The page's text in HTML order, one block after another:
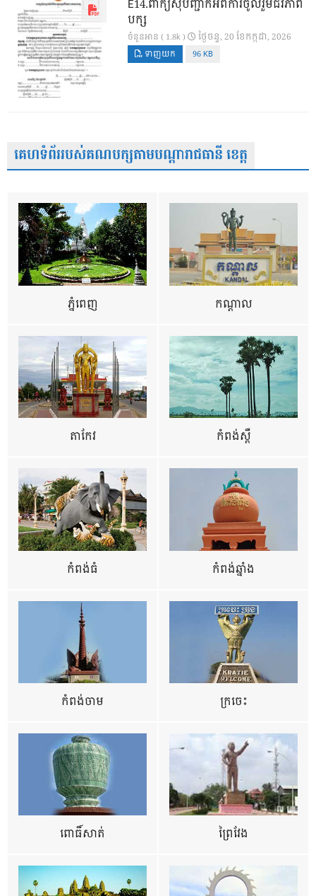
E14.ពាក្យសុំបញ្ជាក់អំពីការចូលរួមជីវភាព
បក្ស
ចំនួនអាន ( 1.8k ) ថ្ងៃ​ចន្ទ, 20 ខែ​កក្កដា, 2026
ទាញយក 96 KB
គេហទំព័ររបស់គណបក្សតាមបណ្តារាជធានី ខេត្ត
ភ្នំពេញ កណ្តាល
តាកែវ កំពង់ស្ពឺ
កំពង់ធំ កំពង់ឆ្នាំង
កំពង់ចាម ក្រចេះ
ពោធិ៍សាត់ ព្រៃវែង